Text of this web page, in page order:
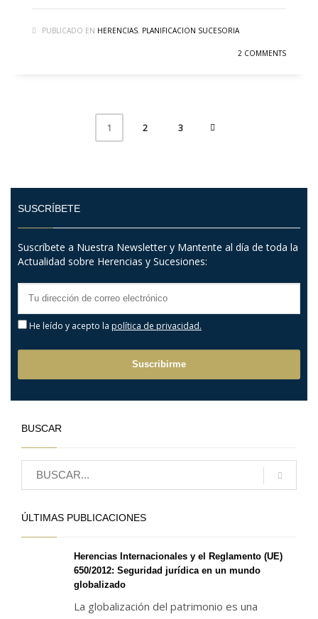
PUBLICADO EN HERENCIAS, PLANIFICACION SUCESORIA
2 COMMENTS
1 2 3
SUSCRÍBETE
Suscríbete a Nuestra Newsletter y Mantente al día de toda la
Actualidad sobre Herencias y Sucesiones:
He leído y acepto la política de privacidad.
BUSCAR
ÚLTIMAS PUBLICACIONES
Herencias Internacionales y el Reglamento (UE)
650/2012: Seguridad jurídica en un mundo
globalizado
La globalización del patrimonio es una